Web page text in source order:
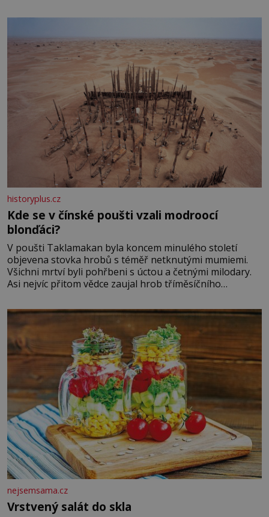
historyplus.cz
Kde se v čínské poušti vzali modroocí
blonďáci?
V poušti Taklamakan byla koncem minulého století
objevena stovka hrobů s téměř netknutými mumiemi.
Všichni mrtví byli pohřbeni s úctou a četnými milodary.
Asi nejvíc přitom vědce zaujal hrob tříměsíčního
blonďaté vlásky. Fakt, že jsou těla dávných lidí nesmírně
dobře zachovalá, přičítají odborníci zdejším klimatickým
podmínkám. Sucho, prosolené písky a extrémně
nejsemsama.cz
Vrstvený salát do skla